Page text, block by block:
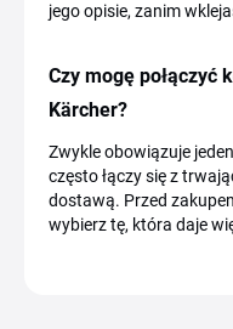
jego opisie, zanim
Czy mogę połączyć
Kärcher?
Zwykle obowiązuje
często łączy się z
dostawą. Przed
wybierz tę, która daje